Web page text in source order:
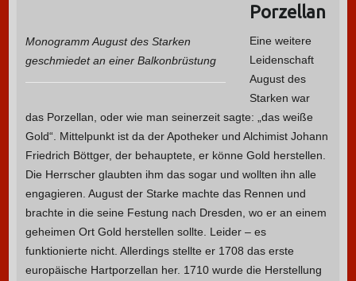
Monogramm August des Starken
geschmiedet an einer Balkonbrüstung
Porzellan
Eine weitere
Leidenschaft
August des
Starken war
das Porzellan, oder wie man seinerzeit sagte: „das weiße
Gold“. Mittelpunkt ist da der Apotheker und Alchimist Johann
Friedrich Böttger, der behauptete, er könne Gold herstellen.
Die Herrscher glaubten ihm das sogar und wollten ihn alle
engagieren. August der Starke machte das Rennen und
brachte in die seine Festung nach Dresden, wo er an einem
geheimen Ort Gold herstellen sollte. Leider – es
funktionierte nicht. Allerdings stellte er 1708 das erste
europäische Hartporzellan her. 1710 wurde die Herstellung